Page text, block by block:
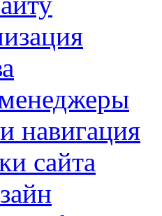
навигация
сайта